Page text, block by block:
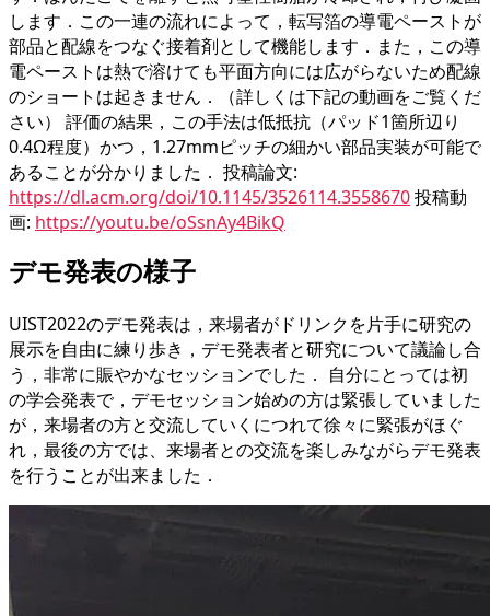
します．この一連の流れによって，転写箔の導電ペーストが
部品と配線をつなぐ接着剤として機能します．また，この導
電ペーストは熱で溶けても平面方向には広がらないため配線
のショートは起きません．（詳しくは下記の動画をご覧くだ
さい） 評価の結果，この手法は低抵抗（パッド1箇所辺り
0.4Ω程度）かつ，1.27mmピッチの細かい部品実装が可能で
あることが分かりました． 投稿論文:
https://dl.acm.org/doi/10.1145/3526114.3558670投稿動
画: https://youtu.be/oSsnAy4BikQ
デモ発表の様子
UIST2022のデモ発表は，来場者がドリンクを片手に研究の
展示を自由に練り歩き，デモ発表者と研究について議論し合
う，非常に賑やかなセッションでした． 自分にとっては初
の学会発表で，デモセッション始めの方は緊張していました
が，来場者の方と交流していくにつれて徐々に緊張がほぐ
れ，最後の方では、来場者との交流を楽しみながらデモ発表
を行うことが出来ました．